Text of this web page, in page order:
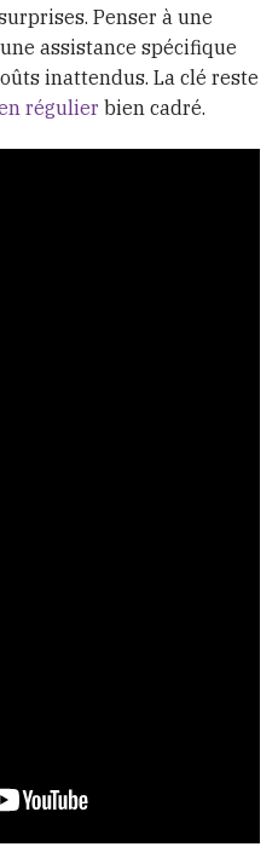
Penser à une
assistance spécifique
inattendus. La clé reste
régulier bien cadré.